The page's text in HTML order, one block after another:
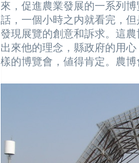
來，促進農業發展的一系列
話，一個小時之内就看完，
發現展覽的創意和訴求。這
出來他的理念，縣政府的用
樣的博覽會，値得肯定。農